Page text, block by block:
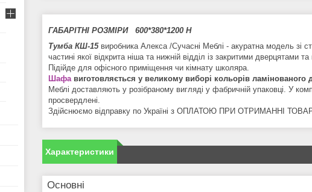
ГАБАРІТНІ РОЗМІРИ 600*380*1200 Н
Тумба КШ-15виробника Алекса /Сучасні Меблі - акуратна модель зі
частині якої відкрита ніша та нижній відділ із закритими дверцятами
Підійде для офісного приміщення чи кімнату школяра.
Шафавиготовляється у великому виборі кольорів ламінованого
Меблі доставляють у розібраному вигляді у фабричній упаковці. У
просвердлені.
Здійснюємо відправку по Україні з ОПЛАТОЮ ПРИ ОТРИМАННІ
Характеристики
Основні